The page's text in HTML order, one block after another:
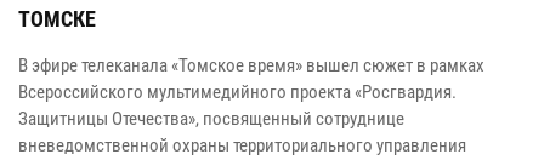
ТОМСКЕ
В эфире телеканала «Томское время» вышел сюжет в рамках
Всероссийского мультимедийного проекта «Росгвардия.
Защитницы Отечества», посвященный сотруднице
вневедомственной охраны территориального управления